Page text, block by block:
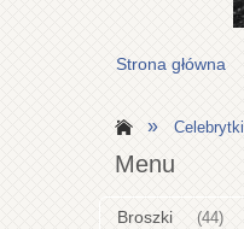
Strona główna
» Celebrytki
Menu
Broszki (44)